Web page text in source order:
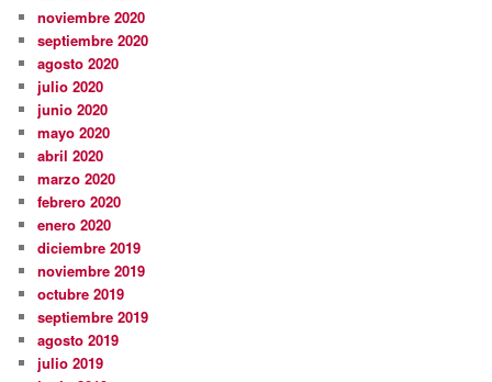
noviembre 2020
septiembre 2020
agosto 2020
julio 2020
junio 2020
mayo 2020
abril 2020
marzo 2020
febrero 2020
enero 2020
diciembre 2019
noviembre 2019
octubre 2019
septiembre 2019
agosto 2019
julio 2019